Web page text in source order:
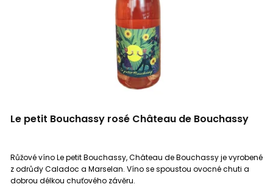
Le petit Bouchassy rosé Château de Bouchassy
Růžové víno Le petit Bouchassy, Château de Bouchassy je vyrobené
z odrůdy Caladoc a Marselan. Víno se spoustou ovocné chuti a
dobrou délkou chuťového závěru.